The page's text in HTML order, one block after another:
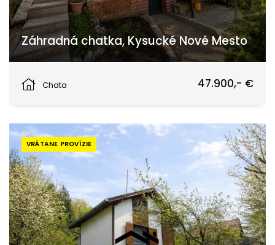
Záhradná chatka, Kysucké Nové Mesto
Chata
47.900,- €
VRÁTANE PROVÍZIE